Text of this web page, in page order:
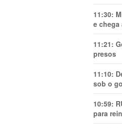
11:30:
e chega
11:21:
presos
11:10:
sob o
10:59:
para